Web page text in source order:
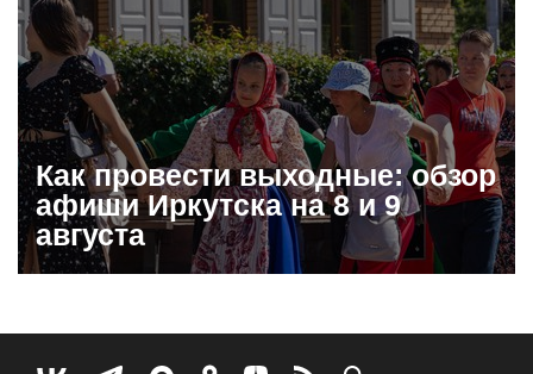
Как провести выходные: обзор
афиши Иркутска на 8 и 9
августа